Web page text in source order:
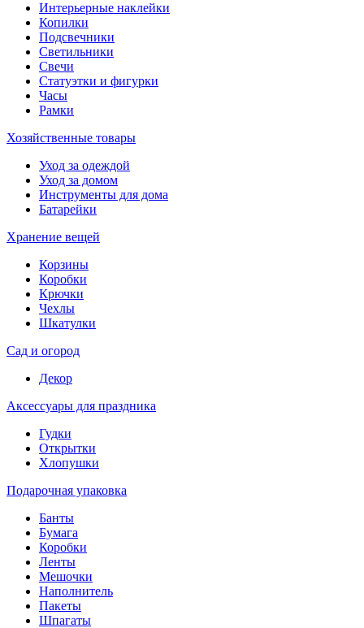
Интерьерные наклейки
Копилки
Подсвечники
Светильники
Свечи
Статуэтки и фигурки
Часы
Рамки
Хозяйственные товары
Уход за одеждой
Уход за домом
Инструменты для дома
Батарейки
Хранение вещей
Корзины
Коробки
Крючки
Чехлы
Шкатулки
Сад и огород
Декор
Аксессуары для праздника
Гудки
Открытки
Хлопушки
Подарочная упаковка
Банты
Бумага
Коробки
Ленты
Мешочки
Наполнитель
Пакеты
Шпагаты